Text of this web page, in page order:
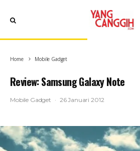
Home Mobile Gadget
Review: Samsung Galaxy Note
Mobile Gadget · 26 Januari 2012